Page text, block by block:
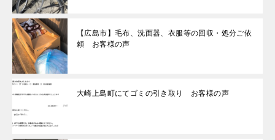
【広島市】毛布、洗面器、衣服等の回収・処分ご依
頼 お客様の声
大崎上島町にてゴミの引き取り お客様の声